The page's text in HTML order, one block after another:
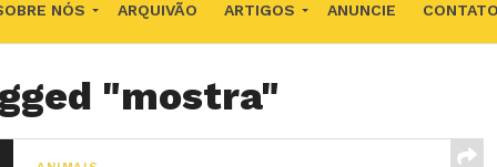
NÓS ARQUIVÃO ARTIGOS ANUNCIE CONTATO
"mostra"